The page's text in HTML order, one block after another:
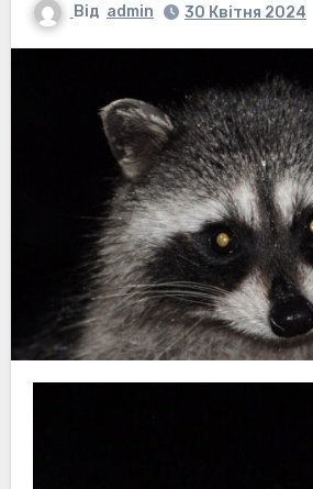
Від admin 30 Квітня 2024